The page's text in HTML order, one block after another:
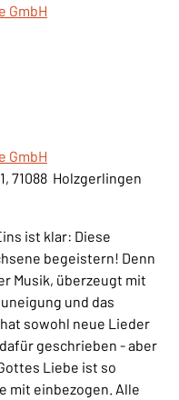
GmbH
GmbH
71088 Holzgerlingen
ist klar: Diese
begeistern! Denn
Musik, überzeugt mit
und das
sowohl neue Lieder
geschrieben - aber
Liebe ist so
mit einbezogen. Alle